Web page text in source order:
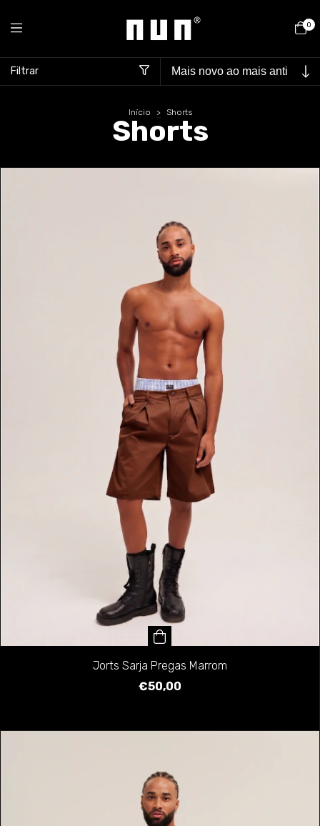
0
Filtrar
Início > Shorts
Shorts
Jorts Sarja Pregas Marrom
€50,00